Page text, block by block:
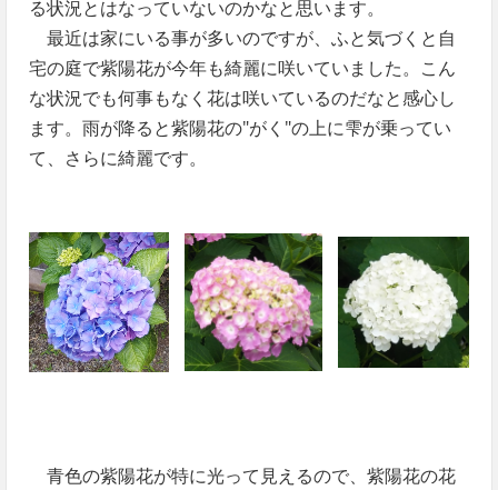
る状況とはなっていないのかなと思います。
最近は家にいる事が多いのですが、ふと気づくと自
宅の庭で紫陽花が今年も綺麗に咲いていました。こん
な状況でも何事もなく花は咲いているのだなと感心し
ます。雨が降ると紫陽花の"がく"の上に雫が乗ってい
て、さらに綺麗です。
青色の紫陽花が特に光って見えるので、紫陽花の花